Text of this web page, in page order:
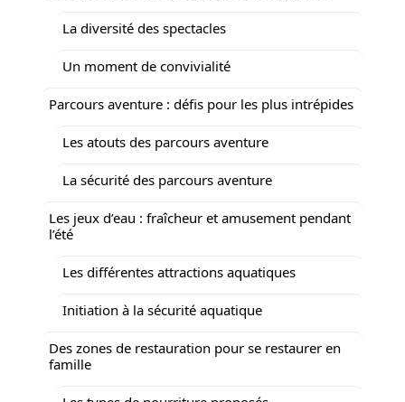
La diversité des spectacles
Un moment de convivialité
Parcours aventure : défis pour les plus intrépides
Les atouts des parcours aventure
La sécurité des parcours aventure
Les jeux d’eau : fraîcheur et amusement pendant
l’été
Les différentes attractions aquatiques
Initiation à la sécurité aquatique
Des zones de restauration pour se restaurer en
famille